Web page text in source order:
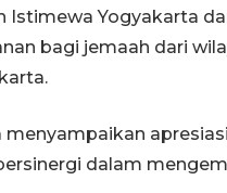
Istimewa Yogyakarta
bagi jemaah dari
menyampaikan
dalam